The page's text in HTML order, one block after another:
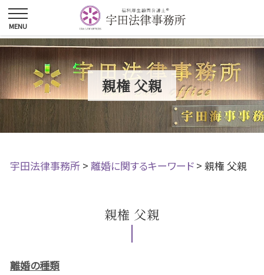
親権 父親
宇田法律事務所 > 離婚に関するキーワード > 親権 父親
親権 父親
離婚の種類